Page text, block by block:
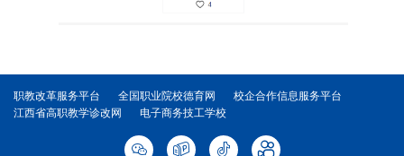
职教改革服务平台 全国职业院校德育网
校企合作信息服务平台
江西省高职教学诊改网
电子商务技工学校